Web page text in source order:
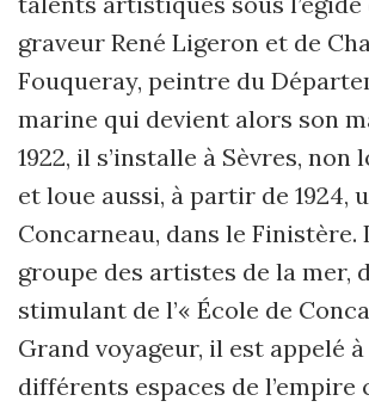
graveur René Ligeron et de
Fouqueray, peintre du
marine qui devient alors son
1922, il s’installe à Sèvres, non
et loue aussi, à partir de 1924,
Concarneau, dans le
groupe des artistes de la mer,
stimulant de l’« École de
Grand voyageur, il est appelé
différents espaces de l’empire